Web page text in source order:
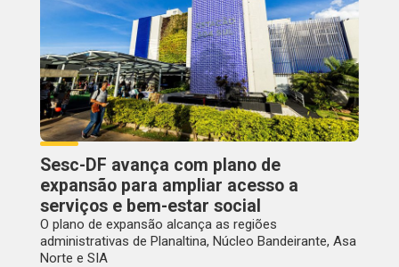
Sesc-DF avança com plano de
expansão para ampliar acesso a
serviços e bem-estar social
O plano de expansão alcança as regiões
administrativas de Planaltina, Núcleo Bandeirante, Asa
Norte e SIA